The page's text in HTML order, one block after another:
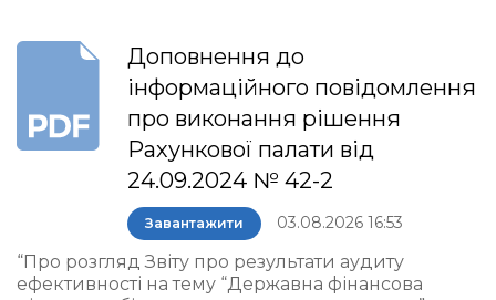
Доповнення до
інформаційного повідомлення
про виконання рішення
Рахункової палати від
24.09.2024 № 42-2
Завантажити 03.08.2026 16:53
“Про розгляд Звіту про результати аудиту
ефективності на тему “Державна фінансова